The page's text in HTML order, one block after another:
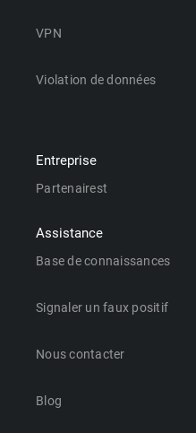
VPN
Violation de données
Entreprise
Partenairest
Assistance
Base de connaissances
Signaler un faux positif
Nous contacter
Blog